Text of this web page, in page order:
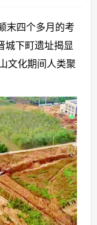
四个多月的考
城下町遗址揭显
文化期间人类聚